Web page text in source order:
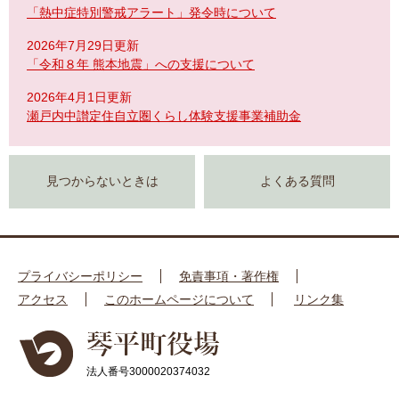
「熱中症特別警戒アラート」発令時について
2026年7月29日更新
「令和８年 熊本地震」への支援について
2026年4月1日更新
瀬戸内中讃定住自立圏くらし体験支援事業補助金
見つからないときは よくある質問
プライバシーポリシー
免責事項・著作権
アクセス
このホームページについて リンク集
法人番号3000020374032